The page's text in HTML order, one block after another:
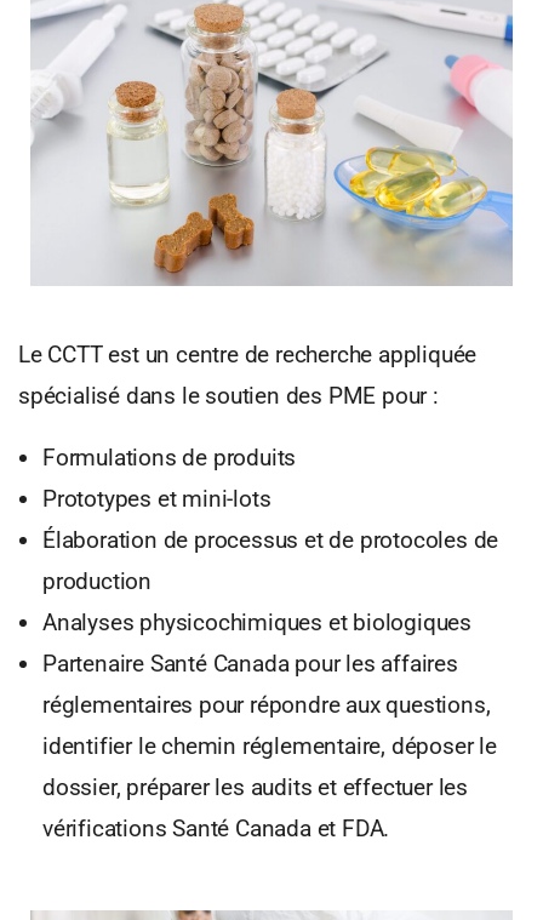
Le CCTT est un centre de recherche appliquée
spécialisé dans le soutien des PME pour :
Formulations de produits
Prototypes et mini-lots
Élaboration de processus et de protocoles de
production
Analyses physicochimiques et biologiques
Partenaire Santé Canada pour les affaires
réglementaires pour répondre aux questions,
identifier le chemin réglementaire, déposer le
dossier, préparer les audits et effectuer les
vérifications Santé Canada et FDA.